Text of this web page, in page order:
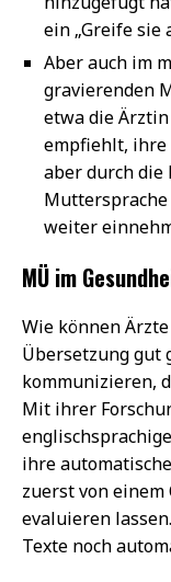
ein „Greife sie
Aber auch im
gravierenden
etwa die
empfiehlt, ihre
aber durch
weiter
MÜ im
Wie können
Übersetzung gut
kommunizieren,
Mit ihrer
ihre
zuerst von
evaluieren
Texte noch